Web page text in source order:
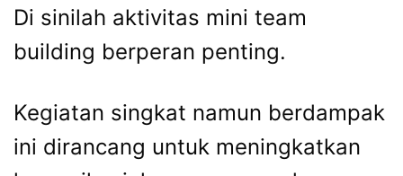
Di sinilah aktivitas mini team
building berperan penting.
Kegiatan singkat namun berdampak
ini dirancang untuk meningkatkan